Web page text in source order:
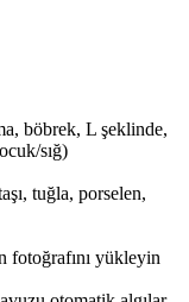
böbrek, L şeklinde,
sığ)
tuğla, porselen,
fotoğrafını yükleyin